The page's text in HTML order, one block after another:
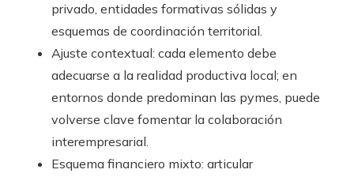
privado, entidades formativas sólidas y
esquemas de coordinación territorial.
Ajuste contextual: cada elemento debe
adecuarse a la realidad productiva local; en
entornos donde predominan las pymes, puede
volverse clave fomentar la colaboración
interempresarial.
Esquema financiero mixto: articular